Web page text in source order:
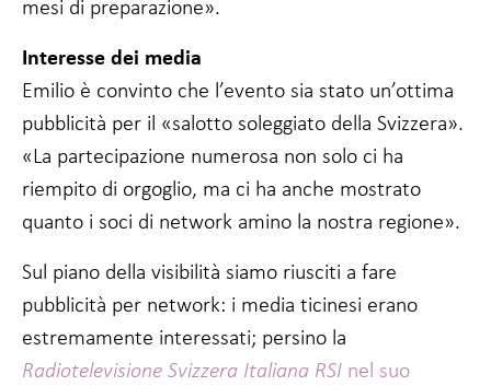
mesi di preparazione».
Interesse dei media
Emilio è convinto che l’evento sia stato un’ottima
pubblicità per il «salotto soleggiato della Svizzera».
«La partecipazione numerosa non solo ci ha
riempito di orgoglio, ma ci ha anche mostrato
quanto i soci di network amino la nostra regione».
Sul piano della visibilità siamo riusciti a fare
pubblicità per network: i media ticinesi erano
estremamente interessati; persino la
Radiotelevisione Svizzera Italiana RSI nel suo